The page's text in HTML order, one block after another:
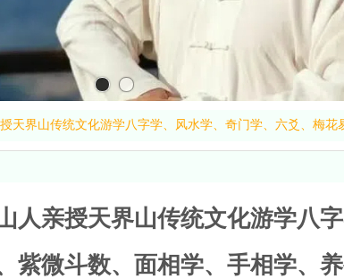
天界山传统文化游学八字学、风水学、奇门学、六爻、梅
人亲授天界山传统文化游学八字
紫微斗数、面相学、手相学、